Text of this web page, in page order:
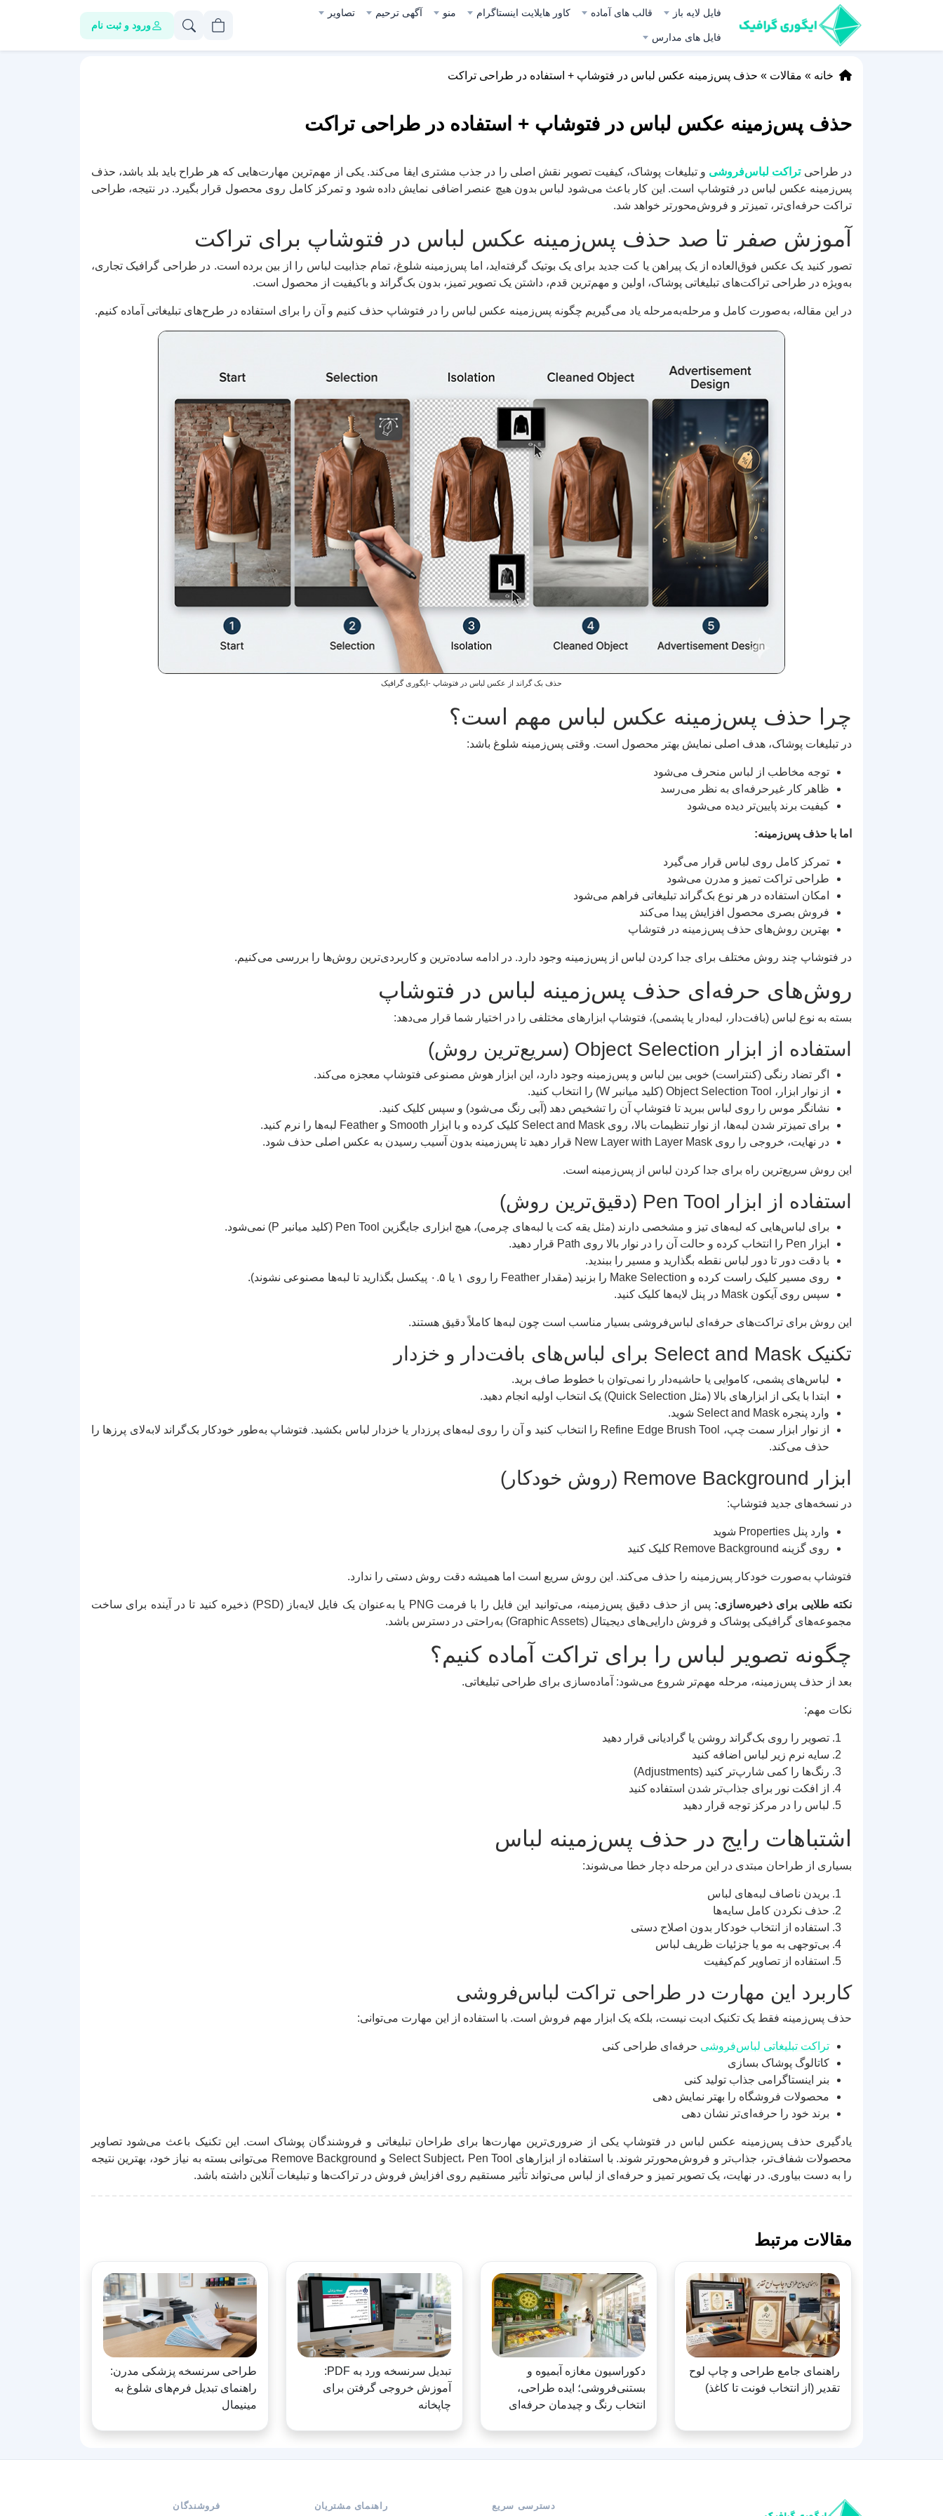
فایل لایه باز قالب های آماده کاور هایلایت اینستاگرام منو آگهی ترحیم تصاویر
فایل های مدارس
ورود و ثبت نام
خانه » مقالات » حذف پس‌زمینه عکس لباس در فتوشاپ + استفاده در طراحی تراکت
حذف پس‌زمینه عکس لباس در فتوشاپ + استفاده در طراحی تراکت
در طراحی تراکت لباس‌فروشی و تبلیغات پوشاک، کیفیت تصویر نقش اصلی را در جذب مشتری ایفا می‌کند. یکی از مهم‌ترین مهارت‌هایی که هر طراح باید بلد باشد، حذف
پس‌زمینه عکس لباس در فتوشاپ است. این کار باعث می‌شود لباس بدون هیچ عنصر اضافی نمایش داده شود و تمرکز کامل روی محصول قرار بگیرد. در نتیجه، طراحی
تراکت حرفه‌ای‌تر، تمیزتر و فروش‌محورتر خواهد شد.
آموزش صفر تا صد حذف پس‌زمینه عکس لباس در فتوشاپ برای تراکت
تصور کنید یک عکس فوق‌العاده از یک پیراهن یا کت جدید برای یک بوتیک گرفته‌اید، اما پس‌زمینه شلوغ، تمام جذابیت لباس را از بین برده است. در طراحی گرافیک تجاری،
به‌ویژه در طراحی تراکت‌های تبلیغاتی پوشاک، اولین و مهم‌ترین قدم، داشتن یک تصویر تمیز، بدون بک‌گراند و باکیفیت از محصول است.
در این مقاله، به‌صورت کامل و مرحله‌به‌مرحله یاد می‌گیریم چگونه پس‌زمینه عکس لباس را در فتوشاپ حذف کنیم و آن را برای استفاده در طرح‌های تبلیغاتی آماده کنیم.
حذف بک گراند از عکس لباس در فتوشاپ -ایگوری گرافیک
چرا حذف پس‌زمینه عکس لباس مهم است؟
در تبلیغات پوشاک، هدف اصلی نمایش بهتر محصول است. وقتی پس‌زمینه شلوغ باشد:
توجه مخاطب از لباس منحرف می‌شود
ظاهر کار غیرحرفه‌ای به نظر می‌رسد
کیفیت برند پایین‌تر دیده می‌شود
اما با حذف پس‌زمینه:
تمرکز کامل روی لباس قرار می‌گیرد
طراحی تراکت تمیز و مدرن می‌شود
امکان استفاده در هر نوع بک‌گراند تبلیغاتی فراهم می‌شود
فروش بصری محصول افزایش پیدا می‌کند
بهترین روش‌های حذف پس‌زمینه در فتوشاپ
در فتوشاپ چند روش مختلف برای جدا کردن لباس از پس‌زمینه وجود دارد. در ادامه ساده‌ترین و کاربردی‌ترین روش‌ها را بررسی می‌کنیم.
روش‌های حرفه‌ای حذف پس‌زمینه لباس در فتوشاپ
بسته به نوع لباس (بافت‌دار، لبه‌دار یا پشمی)، فتوشاپ ابزارهای مختلفی را در اختیار شما قرار می‌دهد:
استفاده از ابزار Object Selection (سریع‌ترین روش)
اگر تضاد رنگی (کنتراست) خوبی بین لباس و پس‌زمینه وجود دارد، این ابزار هوش مصنوعی فتوشاپ معجزه می‌کند.
از نوار ابزار، Object Selection Tool (کلید میانبر W) را انتخاب کنید.
نشانگر موس را روی لباس ببرید تا فتوشاپ آن را تشخیص دهد (آبی رنگ می‌شود) و سپس کلیک کنید.
برای تمیزتر شدن لبه‌ها، از نوار تنظیمات بالا، روی Select and Mask کلیک کرده و با ابزار Smooth و Feather لبه‌ها را نرم کنید.
در نهایت، خروجی را روی New Layer with Layer Mask قرار دهید تا پس‌زمینه بدون آسیب رسیدن به عکس اصلی حذف شود.
این روش سریع‌ترین راه برای جدا کردن لباس از پس‌زمینه است.
استفاده از ابزار Pen Tool (دقیق‌ترین روش)
برای لباس‌هایی که لبه‌های تیز و مشخصی دارند (مثل یقه کت یا لبه‌های چرمی)، هیچ ابزاری جایگزین Pen Tool (کلید میانبر P) نمی‌شود.
ابزار Pen را انتخاب کرده و حالت آن را در نوار بالا روی Path قرار دهید.
با دقت دور تا دور لباس نقطه بگذارید و مسیر را ببندید.
روی مسیر کلیک راست کرده و Make Selection را بزنید (مقدار Feather را روی ۱ یا ۰.۵ پیکسل بگذارید تا لبه‌ها مصنوعی نشوند).
سپس روی آیکون Mask در پنل لایه‌ها کلیک کنید.
این روش برای تراکت‌های حرفه‌ای لباس‌فروشی بسیار مناسب است چون لبه‌ها کاملاً دقیق هستند.
تکنیک Select and Mask برای لباس‌های بافت‌دار و خزدار
لباس‌های پشمی، کاموایی یا حاشیه‌دار را نمی‌توان با خطوط صاف برید.
ابتدا با یکی از ابزارهای بالا (مثل Quick Selection) یک انتخاب اولیه انجام دهید.
وارد پنجره Select and Mask شوید.
از نوار ابزار سمت چپ، Refine Edge Brush Tool را انتخاب کنید و آن را روی لبه‌های پرزدار یا خزدار لباس بکشید. فتوشاپ به‌طور خودکار بک‌گراند لابه‌لای پرزها را
حذف می‌کند.
ابزار Remove Background (روش خودکار)
در نسخه‌های جدید فتوشاپ:
وارد پنل Properties شوید
روی گزینه Remove Background کلیک کنید
فتوشاپ به‌صورت خودکار پس‌زمینه را حذف می‌کند. این روش سریع است اما همیشه دقت روش دستی را ندارد.
نکته طلایی برای ذخیره‌سازی:
پس از حذف دقیق پس‌زمینه، می‌توانید این فایل را با فرمت PNG یا به‌عنوان یک فایل لایه‌باز (PSD) ذخیره کنید تا در آینده برای ساخت
مجموعه‌های گرافیکی پوشاک و فروش دارایی‌های دیجیتال (Graphic Assets) به‌راحتی در دسترس باشد.
چگونه تصویر لباس را برای تراکت آماده کنیم؟
بعد از حذف پس‌زمینه، مرحله مهم‌تر شروع می‌شود: آماده‌سازی برای طراحی تبلیغاتی.
نکات مهم:
تصویر را روی بک‌گراند روشن یا گرادیانی قرار دهید
سایه نرم زیر لباس اضافه کنید
رنگ‌ها را کمی شارپ‌تر کنید (Adjustments)
از افکت نور برای جذاب‌تر شدن استفاده کنید
لباس را در مرکز توجه قرار دهید
اشتباهات رایج در حذف پس‌زمینه لباس
بسیاری از طراحان مبتدی در این مرحله دچار خطا می‌شوند:
بریدن ناصاف لبه‌های لباس
حذف نکردن کامل سایه‌ها
استفاده از انتخاب خودکار بدون اصلاح دستی
بی‌توجهی به مو یا جزئیات ظریف لباس
استفاده از تصاویر کم‌کیفیت
کاربرد این مهارت در طراحی تراکت لباس‌فروشی
حذف پس‌زمینه فقط یک تکنیک ادیت نیست، بلکه یک ابزار مهم فروش است. با استفاده از این مهارت می‌توانی:
تراکت تبلیغاتی لباس‌فروشی حرفه‌ای طراحی کنی
کاتالوگ پوشاک بسازی
بنر اینستاگرامی جذاب تولید کنی
محصولات فروشگاه را بهتر نمایش دهی
برند خود را حرفه‌ای‌تر نشان دهی
یادگیری حذف پس‌زمینه عکس لباس در فتوشاپ یکی از ضروری‌ترین مهارت‌ها برای طراحان تبلیغاتی و فروشندگان پوشاک است. این تکنیک باعث می‌شود تصاویر
محصولات شفاف‌تر، جذاب‌تر و فروش‌محورتر شوند. با استفاده از ابزارهای Select Subject، Pen Tool و Remove Background می‌توانی بسته به نیاز خود، بهترین نتیجه
را به دست بیاوری. در نهایت، یک تصویر تمیز و حرفه‌ای از لباس می‌تواند تأثیر مستقیم روی افزایش فروش در تراکت‌ها و تبلیغات آنلاین داشته باشد.
مقالات مرتبط
راهنمای جامع طراحی و چاپ لوح
تقدیر (از انتخاب فونت تا کاغذ)
دکوراسیون مغازه آبمیوه و
بستنی‌فروشی؛ ایده طراحی،
انتخاب رنگ و چیدمان حرفه‌ای
تبدیل سرنسخه ورد به PDF:
آموزش خروجی گرفتن برای
چاپخانه
طراحی سرنسخه پزشکی مدرن:
راهنمای تبدیل فرم‌های شلوغ به
مینیمال
دسترسی سریع راهنمای مشتریان فروشندگان